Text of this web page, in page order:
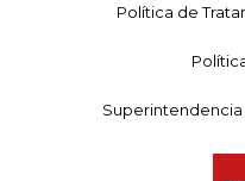
Política de